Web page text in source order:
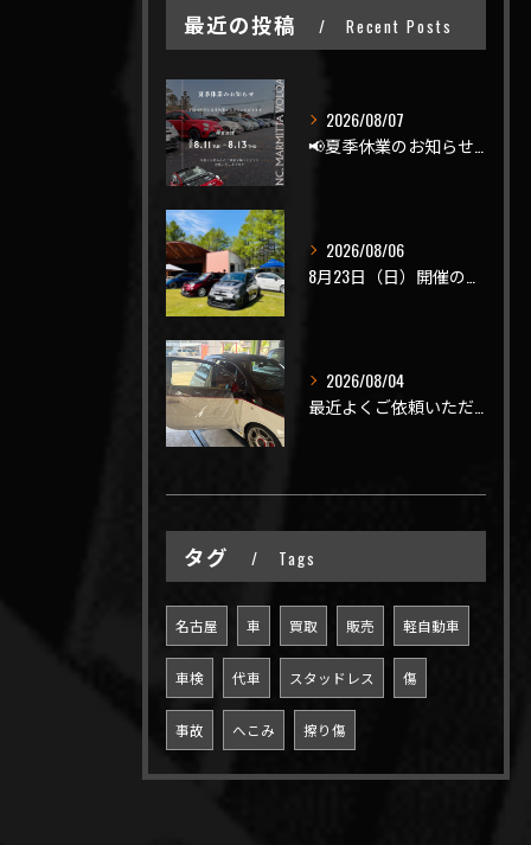
最近の投稿 Recent Posts
2026/08/07
2026/08/06
2026/08/04
タグ Tags
名古屋 車 買取 販売 軽自動車
車検 代車 スタッドレス 傷
事故 へこみ 擦り傷